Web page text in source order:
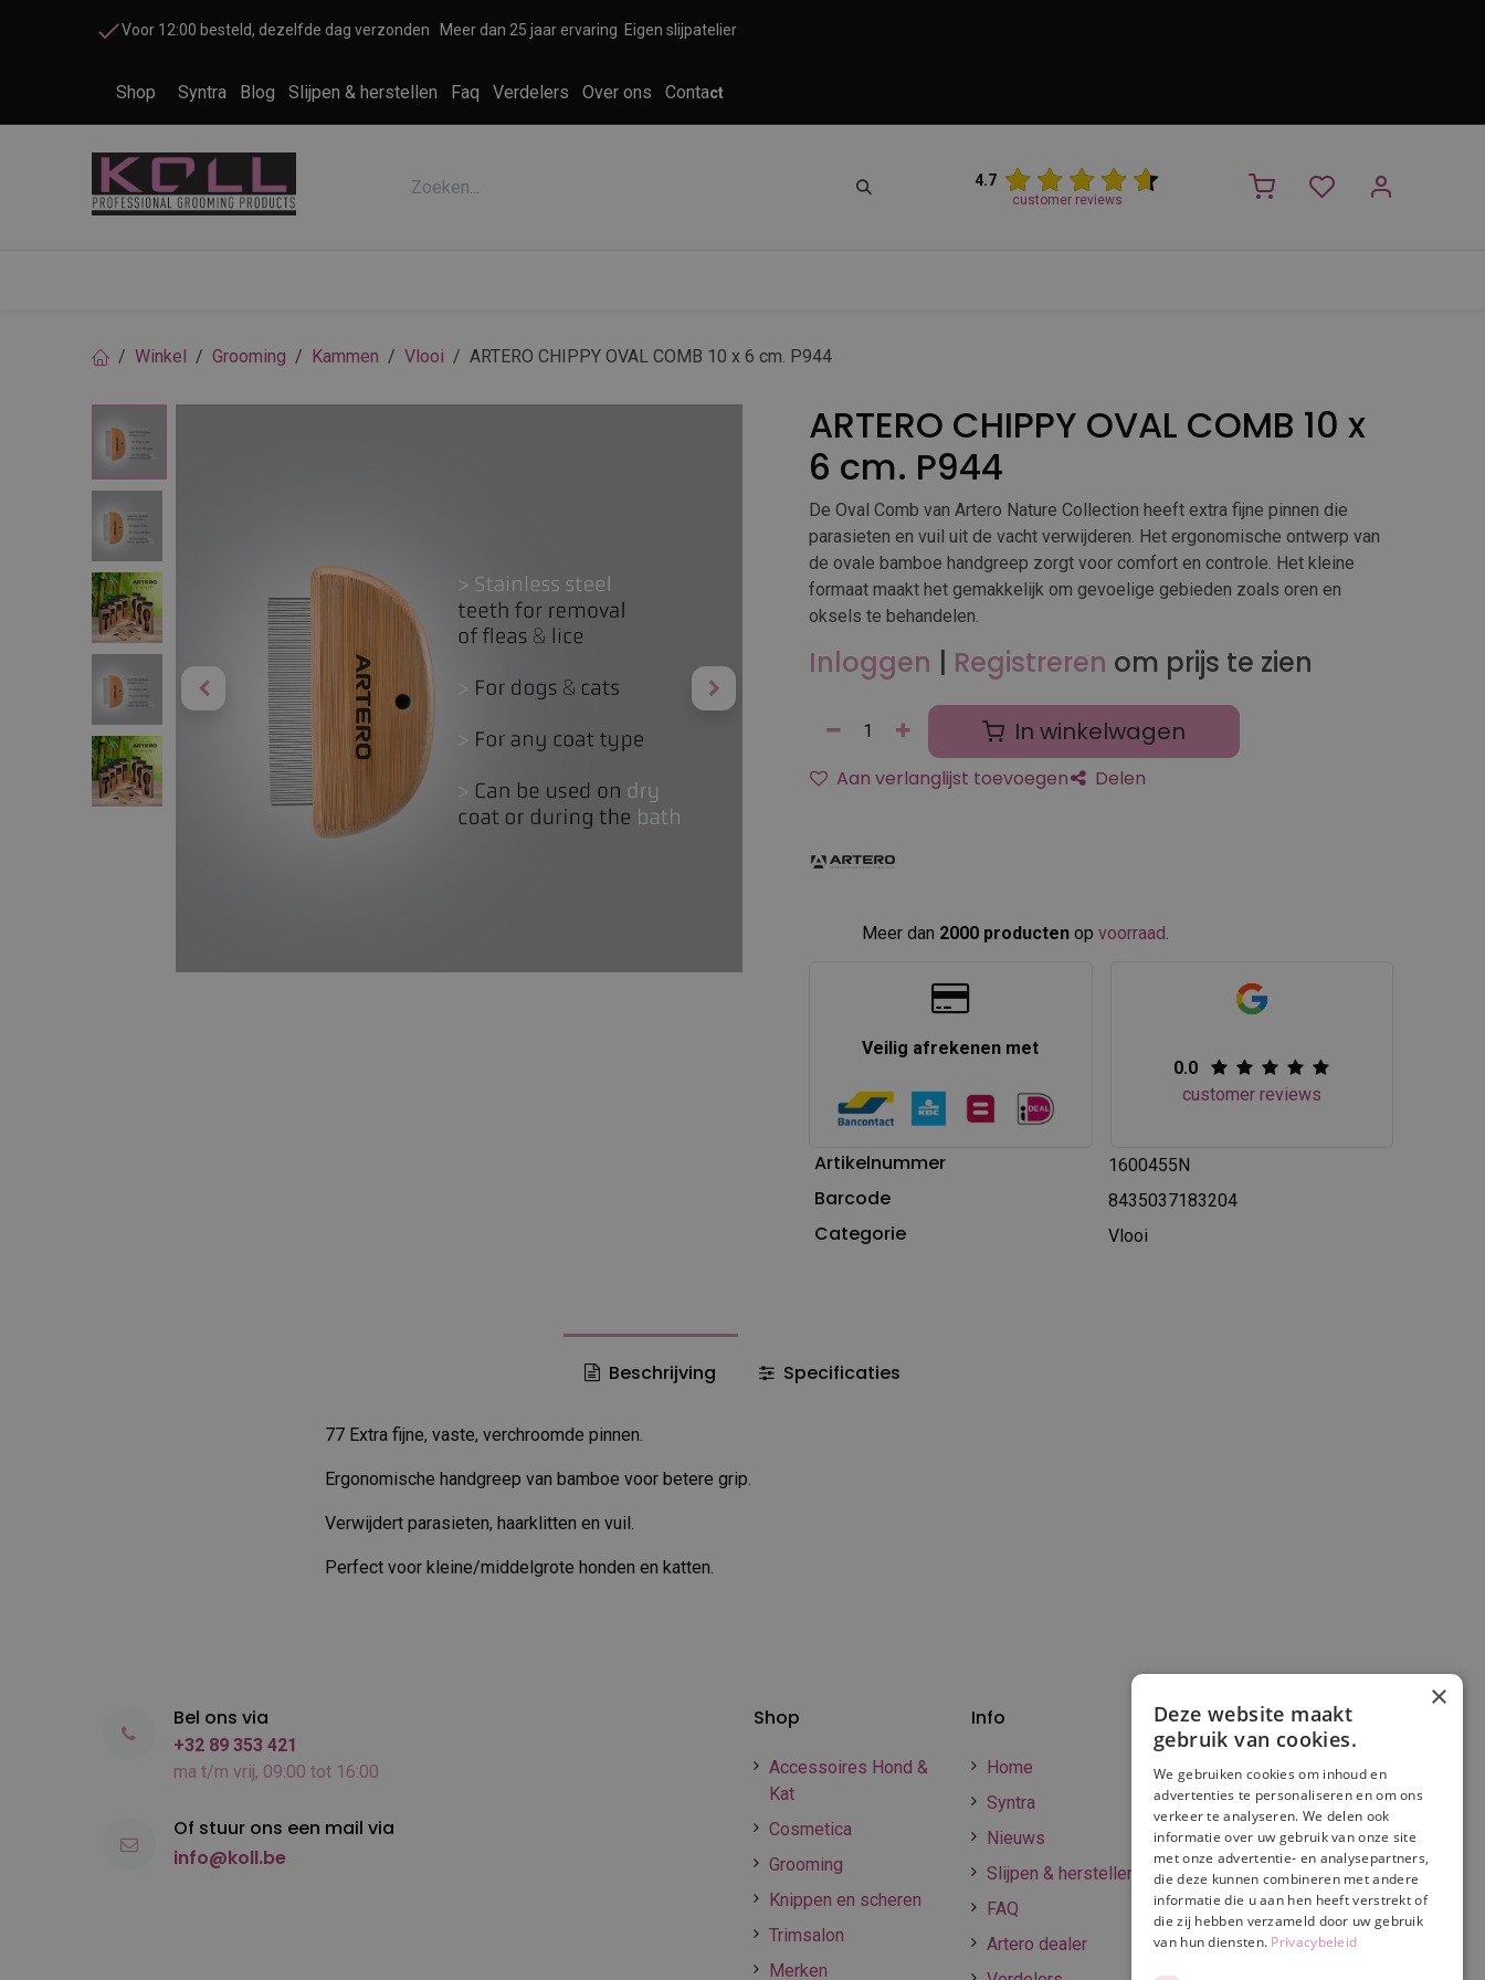
Voor 12:00 besteld, dezelfde dag verzonden Meer dan 25 jaar ervaring Eigen slijpatelier
Shop Syntra Blog Slijpen & herstellen Faq Verdelers Over ons Contact
4.7
customer reviews
Winkel Grooming Kammen Vlooi ARTERO CHIPPY OVAL COMB 10 x 6 cm. P944
ARTERO CHIPPY OVAL COMB 10 x
6 cm. P944
De Oval Comb van Artero Nature Collection heeft extra fijne pinnen die
parasieten en vuil uit de vacht verwijderen. Het ergonomische ontwerp van
de ovale bamboe handgreep zorgt voor comfort en controle. Het kleine
formaat maakt het gemakkelijk om gevoelige gebieden zoals oren en
oksels te behandelen.
Inloggen | Registreren om prijs te zien
In winkelwagen
Aan verlanglijst toevoegen Delen
Meer dan 2000 producten op voorraad
Veilig afrekenen met
0.0
customer reviews
Artikelnummer 1600455N
Barcode 8435037183204
Categorie Vlooi
Beschrijving Specificaties
77 Extra fijne, vaste, verchroomde pinnen.
Ergonomische handgreep van bamboe voor betere grip.
Verwijdert parasieten, haarklitten en vuil.
Perfect voor kleine/middelgrote honden en katten.
Info
Home
Syntra
Nieuws
Slijpen & herstellen
FAQ
Artero dealer
Shop
Accessoires Hond &
Kat
Cosmetica
Grooming
Knippen en scheren
Trimsalon
Merken
Verzenden en
betalen
Online betalen
Retourneren
Algemene
voorwaarden
Privacy & Cookie
policy
Bel ons via
+32 89 353 421
ma t/m vrij, 09:00 tot 16:00
Of stuur ons een mail via
info@koll.be
×
Deze website maakt
gebruik van cookies.
We gebruiken cookies om inhoud en
advertenties te personaliseren en om ons
verkeer te analyseren. We delen ook
informatie over uw gebruik van onze site
met onze advertentie- en analysepartners,
die deze kunnen combineren met andere
informatie die u aan hen heeft verstrekt of
die zij hebben verzameld door uw gebruik
van hun diensten. Privacybeleid